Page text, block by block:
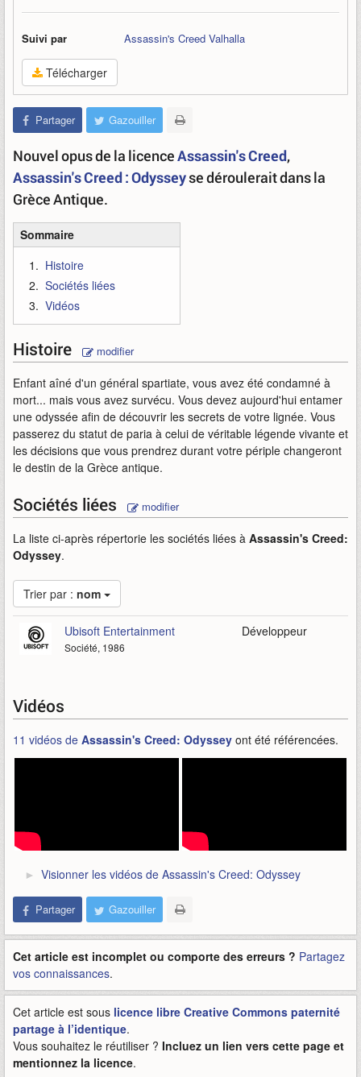
Suivi par Assassin's Creed Valhalla
Télécharger
Partager Gazouiller
Nouvel opus de la licenceAssassin's Creed,
Assassin's Creed : Odysseyse déroulerait dans la
Grèce Antique.
Sommaire
Histoire
Sociétés liées
Vidéos
Histoire modifier
Enfant aîné d'un général spartiate, vous avez été condamné à
mort... mais vous avez survécu. Vous devez aujourd'hui entamer
une odyssée afin de découvrir les secrets de votre lignée. Vous
passerez du statut de paria à celui de véritable légende vivante et
les décisions que vous prendrez durant votre périple changeront
le destin de la Grèce antique.
Sociétés liées modifier
La liste ci-après répertorie les sociétés liées à Assassin's Creed:
Odyssey.
Trier par : nom
Ubisoft Entertainment
Société, 1986
Développeur
Vidéos
11 vidéos de Assassin's Creed: Odyssey ont été référencées.
Visionner les vidéos de Assassin's Creed: Odyssey
Partager Gazouiller
Cet article est incomplet ou comporte des erreurs ? Partagez
vos connaissances.
Cet article est sous licence libre Creative Commons paternité
partage à l’identique.
Vous souhaitez le réutiliser ? Incluez un lien vers cette page et
mentionnez la licence.